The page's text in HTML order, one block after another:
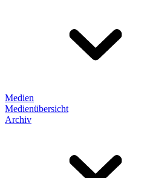
Medien
Medienübersicht
Archiv